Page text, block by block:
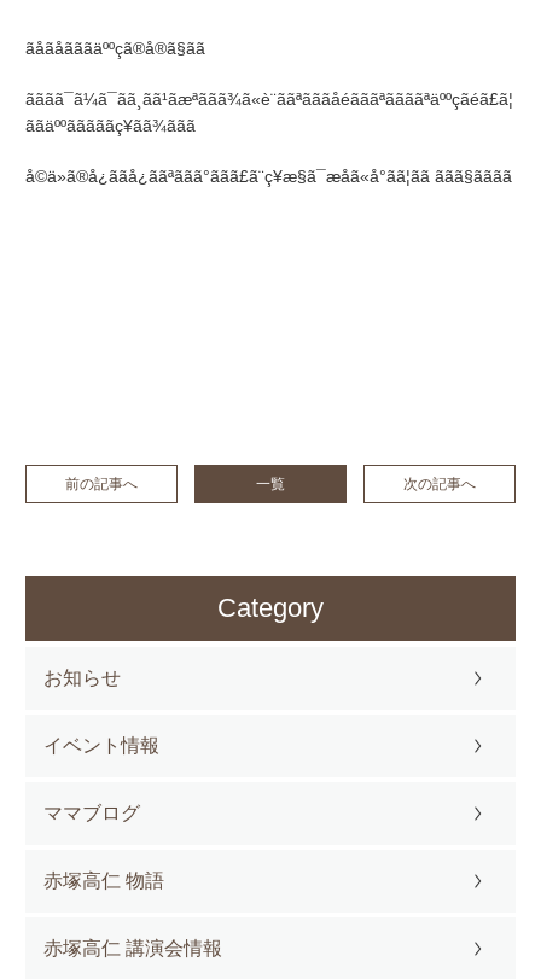
ãåãåãããäººçã®å®ã§ãã
ãããã¯ã¼ã¯ãã¸ãã¹ãæªããã¾ã«è¨ããªãããåéãããªããããªäººçãéã£ã¦
ããäººãããããç¥ãã¾ããã
å©ä»ã®å¿ããå¿ããªããã°ããã£ã¨ç¥æ§ã¯æåã«å°ãã¦ãã ããã§ãããã
前の記事へ 一覧 次の記事へ
Category
お知らせ
イベント情報
ママブログ
赤塚高仁 物語
赤塚高仁 講演会情報